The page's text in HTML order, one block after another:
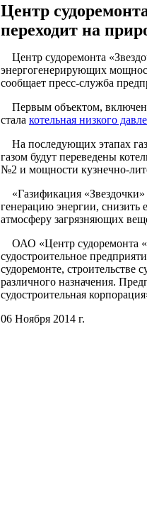
Центр
переходит на
Центр судоремонта
энергогенерирующих
сообщает пресс-служба
Первым объектом,
стала котельная низкого
На последующих этапах
газом будут переведены
№2 и мощности кузнечно-
«Газификация «Звездочки»
генерацию энергии, снизить
атмосферу загрязняющих
ОАО «Центр судоремонта
судостроительное
судоремонте, строительстве
различного назначения.
судостроительная
06 Ноября 2014 г.